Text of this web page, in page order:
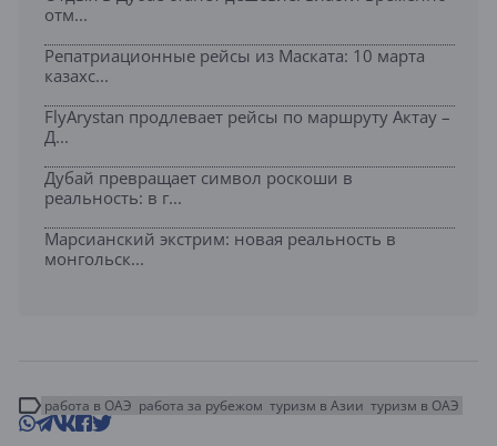
отм...
Репатриационные рейсы из Маската: 10 марта
казахс...
FlyArystan продлевает рейсы по маршруту Актау –
Д...
Дубай превращает символ роскоши в
реальность: в г...
Марсианский экстрим: новая реальность в
монгольск...
работа в ОАЭ работа за рубежом туризм в Азии туризм в ОАЭ